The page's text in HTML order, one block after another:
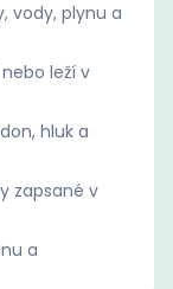
vody, plynu a
leží v
hluk a
zapsané v
a